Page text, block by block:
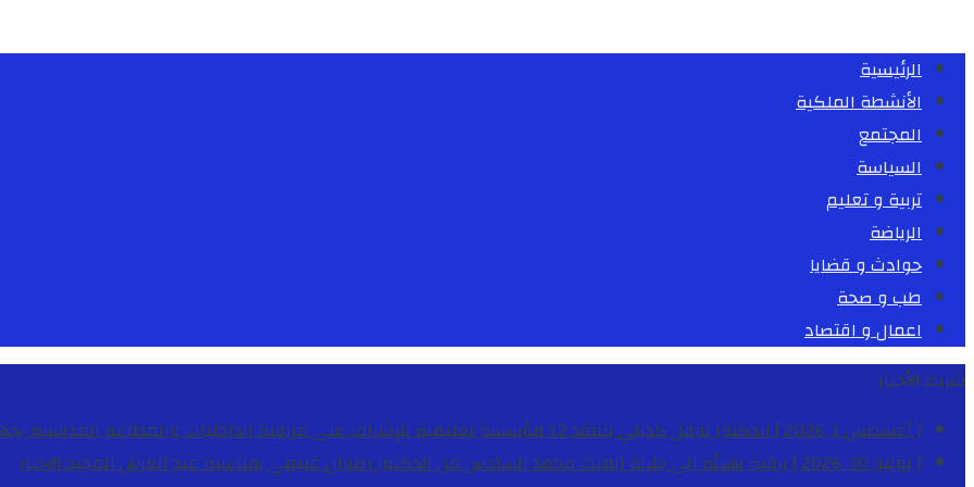
الرئيسية
الأنشطة الملكية
المجتمع
السياسة
تربية و تعليم
الرياضة
حوادث و قضايا
طب و صحة
اعمال و اقتصاد
شريط الأخبار
[ أغسطس 1, 2026 ]
الدكتور نوفل كديلي يتفقد 12 مؤسسة تعليمية للإشراف على مراقبة الداخليات والمطاعم المدرسية بجهة الدار البيضاء-سطات
[ يوليو 30, 2026 ]
برقية تهنئة الى جلالة الملك محمد السادس من الدكتور رضوان غنيمي بمناسبة عيد العرش المجيدالاخبار